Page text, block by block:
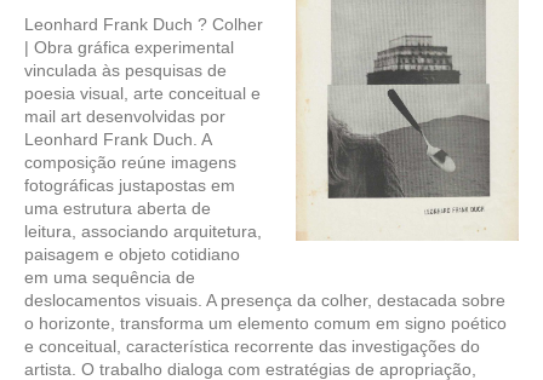
Leonhard Frank Duch ? Colher
| Obra gráfica experimental
vinculada às pesquisas de
poesia visual, arte conceitual e
mail art desenvolvidas por
Leonhard Frank Duch. A
composição reúne imagens
fotográficas justapostas em
uma estrutura aberta de
leitura, associando arquitetura,
paisagem e objeto cotidiano
em uma sequência de
deslocamentos visuais. A presença da colher, destacada sobre
o horizonte, transforma um elemento comum em signo poético
e conceitual, característica recorrente das investigações do
artista. O trabalho dialoga com estratégias de apropriação,